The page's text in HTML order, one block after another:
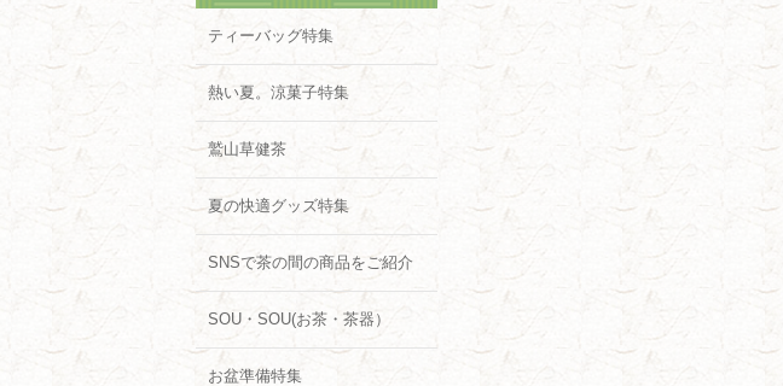
ティーバッグ特集
熱い夏。涼菓子特集
鷲山草健茶
夏の快適グッズ特集
SNSで茶の間の商品をご紹介
SOU・SOU(お茶・茶器）
お盆準備特集